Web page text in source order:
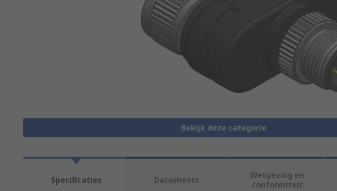
Bekijk deze categorie
Specificaties Datasheets
Wetgeving en
conformiteit